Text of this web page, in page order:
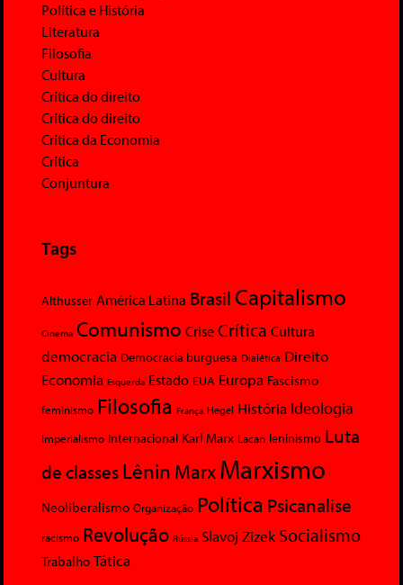
Política e História
Literatura
Filosofia
Cultura
Crítica do direito
Crítica do direito
Crítica da Economia
Crítica
Conjuntura
Tags
Althusser América Latina Brasil Capitalismo
Cinema Comunismo Crise Crítica Cultura
democracia Democracia burguesa Dialética Direito
Economia Esquerda Estado EUA Europa Fascismo
feminismo Filosofia França Hegel História Ideologia
Imperialismo Internacional Karl Marx Lacan leninismo Luta
de classesLênin MarxMarxismo
Neoliberalismo Organização Política Psicanalise
racismo Revolução Rússia Slavoj Zizek Socialismo
Trabalho Tática